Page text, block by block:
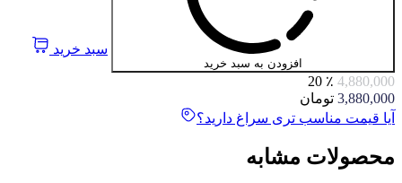
افزودن به سبد خرید
سبد خرید
4,880,000 ٪ 20
3,880,000 تومان
آیا قیمت مناسب تری سراغ دارید؟
محصولات مشابه